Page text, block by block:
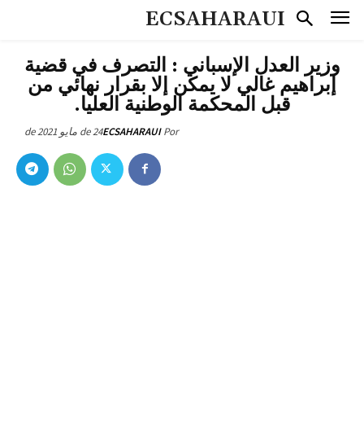
ECSAHARAUI
وزير العدل الإسباني : التصرف في قضية
إبراهيم غالي لا يمكن إلا بقرار نهائي من
قبل المحكمة الوطنية العليا.
Por
ECSAHARAUI24 de مايو de 2021